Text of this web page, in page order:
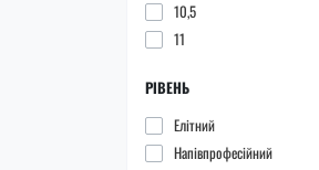
10,5
11
РІВЕНЬ
Елітний
Напівпрофесійний